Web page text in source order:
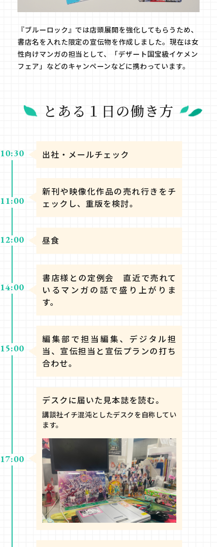
『ブルーロック』では店頭展開を強化してもらうため、
書店名を入れた限定の宣伝物を作成しました。現在は女
性向けマンガの担当として、「デザート国宝級イケメン
フェア」などのキャンペーンなどに携わっています。
とある１日の働き方
10:30 出社・メールチェック
11:00
新刊や映像化作品の売れ行きをチ
ェックし、重版を検討。
12:00 昼食
14:00
書店様との定例会 直近で売れて
いるマンガの話で盛り上がりま
す。
15:00
編集部で担当編集、デジタル担
当、宣伝担当と宣伝プランの打ち
合わせ。
17:00
デスクに届いた見本誌を読む。
講談社イチ混沌としたデスクを自称してい
ます。